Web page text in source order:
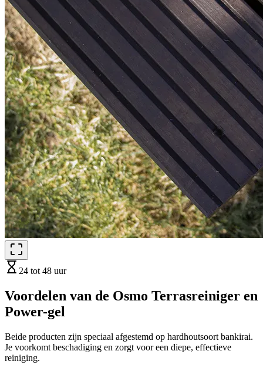
24 tot 48 uur
Voordelen van de Osmo Terrasreiniger en
Power-gel
Beide producten zijn speciaal afgestemd op hardhoutsoort bankirai.
Je voorkomt beschadiging en zorgt voor een diepe, effectieve
reiniging.